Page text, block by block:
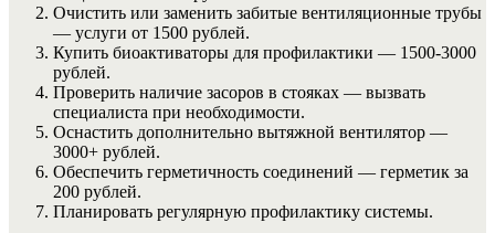
Очистить или заменить забитые вентиляционные трубы
— услуги от 1500 рублей.
Купить биоактиваторы для профилактики — 1500-3000
рублей.
Проверить наличие засоров в стояках — вызвать
специалиста при необходимости.
Оснастить дополнительно вытяжной вентилятор —
3000+ рублей.
Обеспечить герметичность соединений — герметик за
200 рублей.
Планировать регулярную профилактику системы.